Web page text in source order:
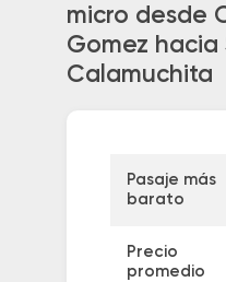
micro desde
Gomez hacia
Calamuchita
Pasaje más
barato
Precio
promedio